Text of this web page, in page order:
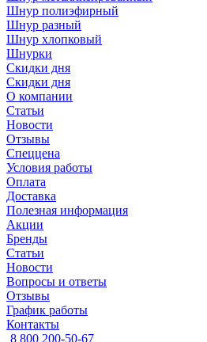
Шнур полиэфирный
Шнур разный
Шнур хлопковый
Шнурки
Скидки дня
Скидки дня
О компании
Статьи
Новости
Отзывы
Спеццена
Условия работы
Оплата
Доставка
Полезная информация
Акции
Бренды
Статьи
Новости
Вопросы и ответы
Отзывы
График работы
Контакты
8 800 200-50-67